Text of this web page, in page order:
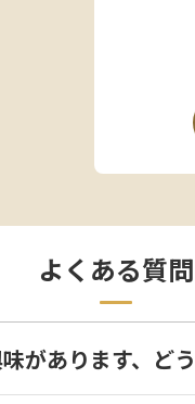
よくある質問
があります、ど